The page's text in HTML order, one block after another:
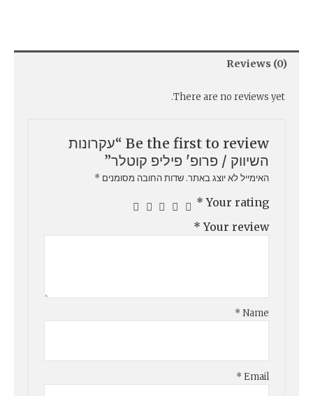
Reviews (0)
There are no reviews yet.
Be the first to review “עקרונות
השיווק / פרופ' פיליפ קוטלר”
האימייל לא יוצג באתר. שדות החובה מסומנים *
Your rating
*
Your review
*
Name
*
Email
*